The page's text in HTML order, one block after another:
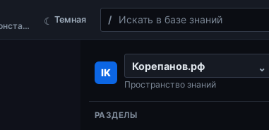
По благословению о.Константина ☾ Темная Поиск
IK
Корепанов.рф ⌄
Пространство знаний
РАЗДЕЛЫ
Главная
Беседа иерея
Рождество есть праздник, во